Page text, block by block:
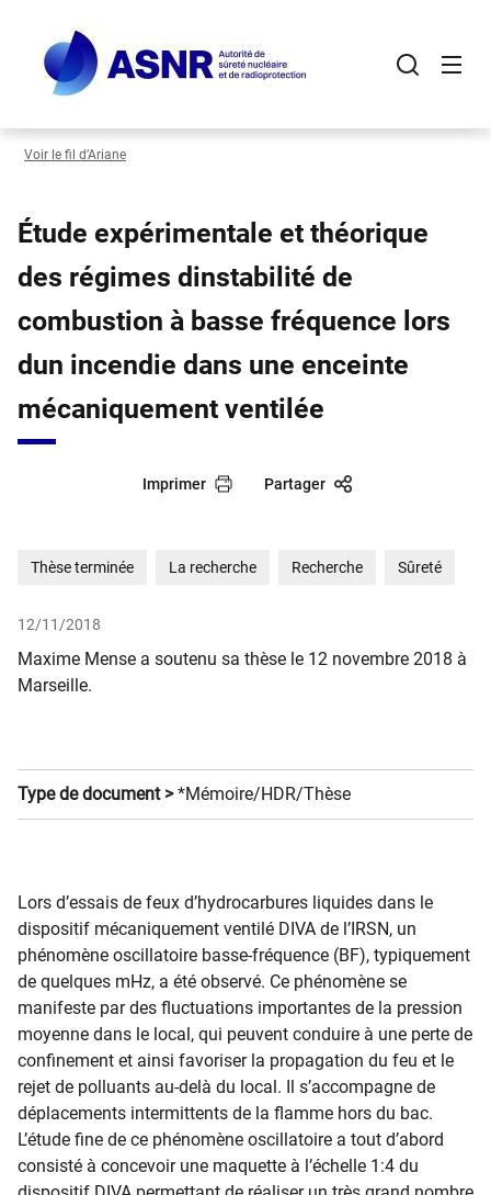
contenu
principal
Voir le fil d’Ariane
Étude expérimentale et théorique
des régimes dinstabilité de
combustion à basse fréquence lors
dun incendie dans une enceinte
mécaniquement ventilée
Imprimer Partager
Thèse terminée La recherche Recherche Sûreté
12/11/2018
​Maxime Mense a soutenu sa thèse le 12 novembre 2018 à
Marseille.
Type de document > *Mémoire/HDR/Thèse
​Lors d’essais de feux d’hydrocarbures liquides dans le
dispositif mécaniquement ventilé DIVA de l’IRSN, un
phénomène oscillatoire basse-fréquence (BF), typiquement
de quelques mHz, a été observé. Ce phénomène se
manifeste par des fluctuations importantes de la pression
moyenne dans le local, qui peuvent conduire à une perte de
confinement et ainsi favoriser la propagation du feu et le
rejet de polluants au-delà du local. Il s’accompagne de
déplacements intermittents de la flamme hors du bac.
L’étude fine de ce phénomène oscillatoire a tout d’abord
consisté à concevoir une maquette à l’échelle 1:4 du